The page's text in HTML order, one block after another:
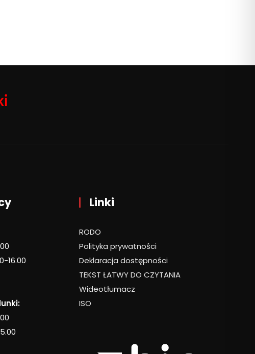
16.00
Linki
RODO
Polityka prywatności
Deklaracja dostępności
TEKST ŁATWY DO CZYTANIA
Wideotłumacz
ISO